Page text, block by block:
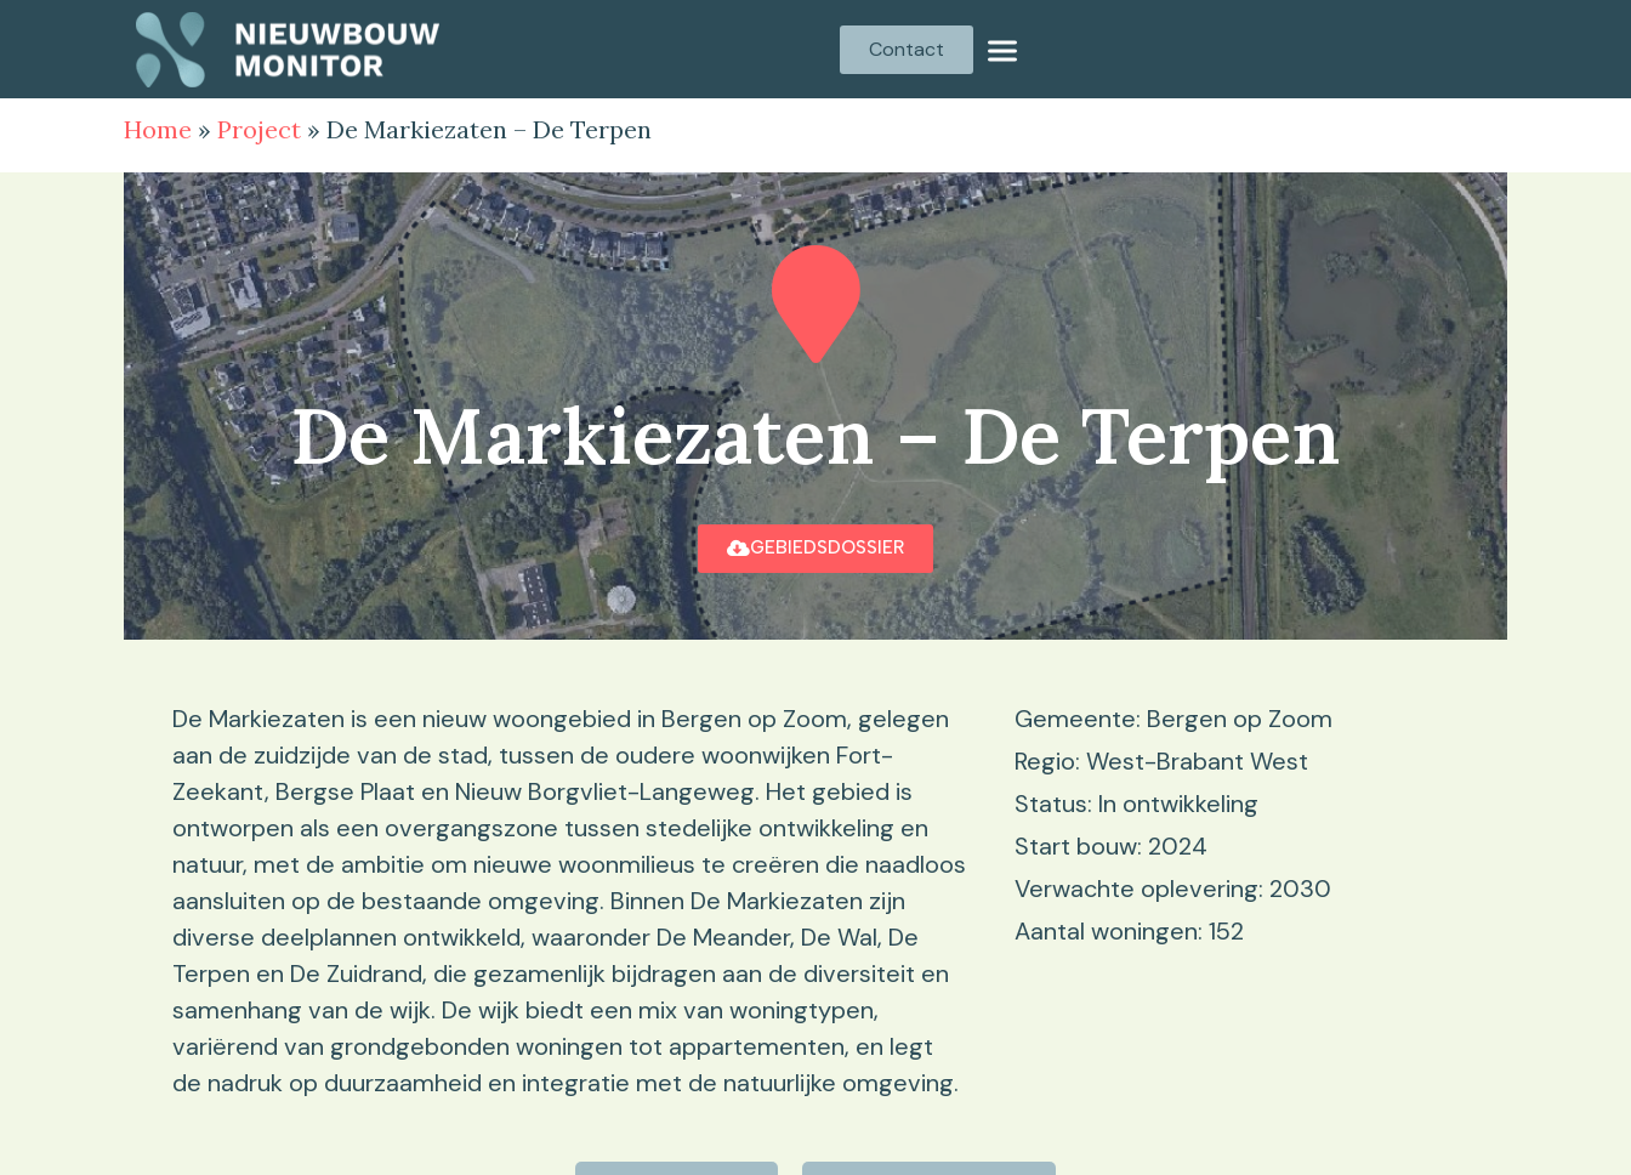
Contact
Home » Project » De Markiezaten – De Terpen
De Markiezaten – De Terpen
GEBIEDSDOSSIER
De Markiezaten is een nieuw woongebied in Bergen op Zoom, gelegen
aan de zuidzijde van de stad, tussen de oudere woonwijken Fort-
Zeekant, Bergse Plaat en Nieuw Borgvliet-Langeweg. Het gebied is
ontworpen als een overgangszone tussen stedelijke ontwikkeling en
natuur, met de ambitie om nieuwe woonmilieus te creëren die naadloos
aansluiten op de bestaande omgeving. Binnen De Markiezaten zijn
diverse deelplannen ontwikkeld, waaronder De Meander, De Wal, De
Terpen en De Zuidrand, die gezamenlijk bijdragen aan de diversiteit en
samenhang van de wijk. De wijk biedt een mix van woningtypen,
variërend van grondgebonden woningen tot appartementen, en legt
de nadruk op duurzaamheid en integratie met de natuurlijke omgeving.
Gemeente: Bergen op Zoom
Regio: West-Brabant West
Status: In ontwikkeling
Start bouw: 2024
Verwachte oplevering: 2030
Aantal woningen: 152